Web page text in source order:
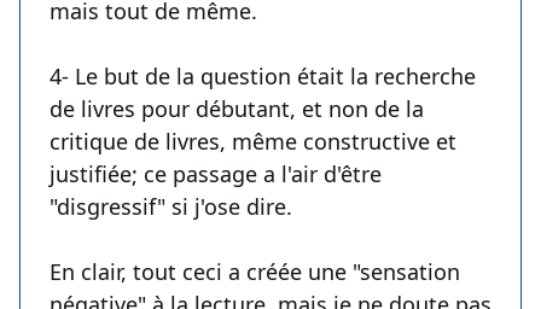
mais tout de même.
4- Le but de la question était la recherche
de livres pour débutant, et non de la
critique de livres, même constructive et
justifiée; ce passage a l'air d'être
"disgressif" si j'ose dire.
En clair, tout ceci a créée une "sensation